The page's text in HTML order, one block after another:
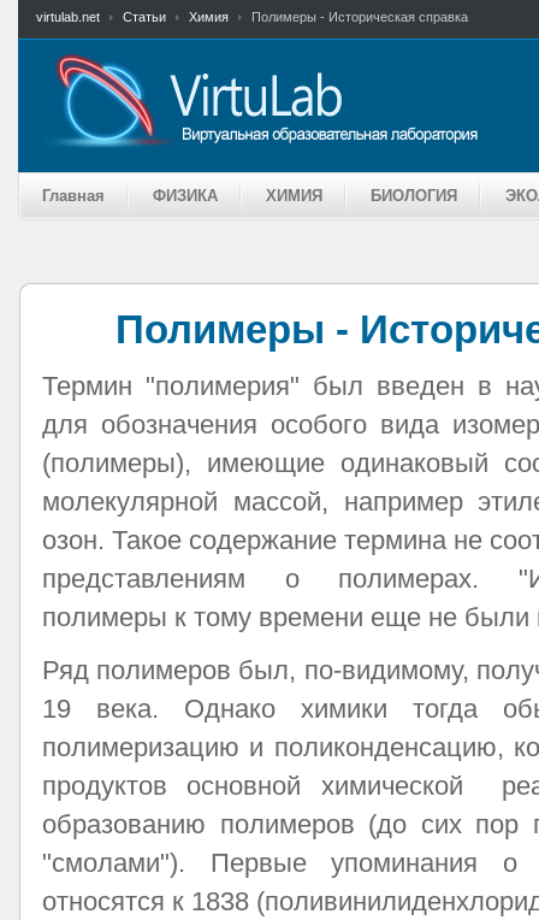
virtulab.net Статьи Химия Полимеры - Историческая справка
Главная ФИЗИКА ХИМИЯ БИОЛОГИЯ
Полимеры -
Термин "полимерия" был введен в
для обозначения особого вида
(полимеры), имеющие одинаковый
молекулярной массой, например
озон. Такое содержание термина не
представлениям о полимерах.
полимеры к тому времени еще не были
Ряд полимеров был, по-видимому,
19 века. Однако химики тогда
полимеризацию и поликонденсацию,
продуктов основной химической
образованию полимеров (до сих пор
"смолами"). Первые упоминания о
относятся к 1838